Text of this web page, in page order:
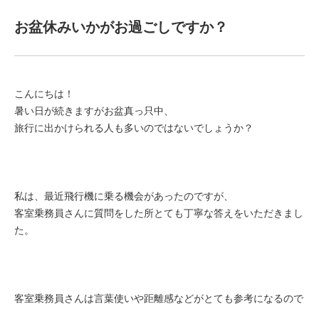
お盆休みいかがお過ごしですか？
こんにちは！
暑い日が続きますがお盆真っ只中、
旅行に出かけられる人も多いのではないでしょうか？
私は、最近飛行機に乗る機会があったのですが、
客室乗務員さんに質問をした所とても丁寧な答えをいただきまし
た。
客室乗務員さんは言葉使いや距離感などがとても参考になるので